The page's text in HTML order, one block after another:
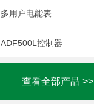
多用户电能表
ADF500L控制器
查看全部产品 >>